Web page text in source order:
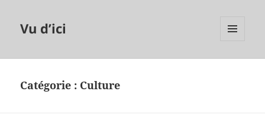
Vu d’ici
Catégorie : Culture